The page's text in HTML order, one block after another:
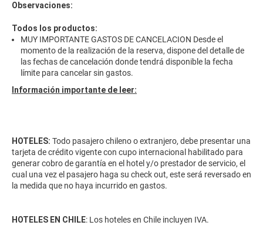
Observaciones:
Todos los productos:
MUY IMPORTANTE GASTOS DE CANCELACION Desde el
momento de la realización de la reserva, dispone del detalle de
las fechas de cancelación donde tendrá disponible la fecha
límite para cancelar sin gastos.
Información importante de leer:
HOTELES: Todo pasajero chileno o extranjero, debe presentar una
tarjeta de crédito vigente con cupo internacional habilitado para
generar cobro de garantía en el hotel y/o prestador de servicio, el
cual una vez el pasajero haga su check out, este será reversado en
la medida que no haya incurrido en gastos.
HOTELES EN CHILE: Los hoteles en Chile incluyen IVA.